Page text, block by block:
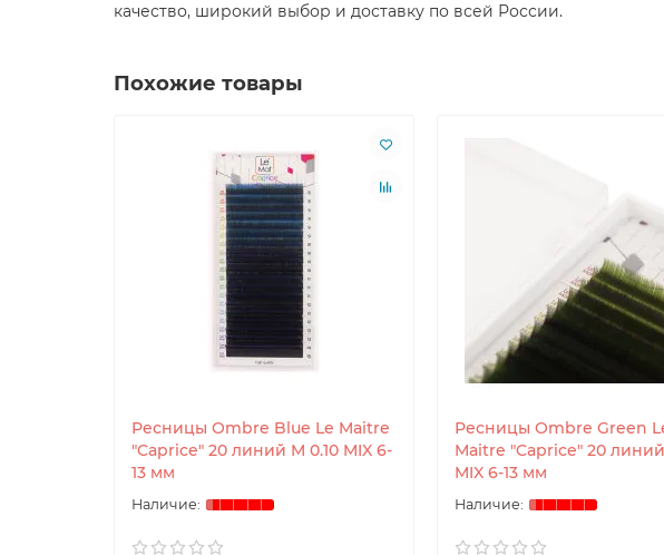
качество, широкий выбор и доставку по всей России.
Похожие товары
Ресницы Ombre Blue Le Maitre
"Caprice" 20 линий M 0.10 MIX 6-
13 мм
Ресницы Ombre Green
Maitre "Caprice" 20 линий
MIX 6-13 мм